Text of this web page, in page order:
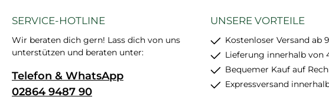
SERVICE-HOTLINE
Wir beraten dich gern! Lass dich von uns
unterstützen und beraten unter:
Telefon & WhatsApp
02864 9487 90
UNSERE VORTEILE
Kostenloser Versand ab
Lieferung innerhalb von
Bequemer Kauf auf
Expressversand